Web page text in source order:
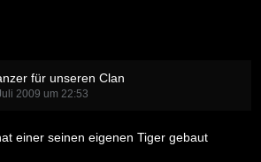
für unseren Clan
2009 um 22:53
einer seinen eigenen Tiger gebaut